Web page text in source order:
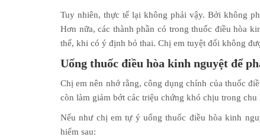
Tuy nhiên, thực tế lại không phải vậy. Bởi không
Hơn nữa, các thành phần có trong thuốc điều hòa
thế, khi có ý định bỏ thai. Chị em tuyệt đối không
Uống thuốc điều hòa kinh nguyệt để
Chị em nên nhớ rằng, công dụng chính của thuốc
còn làm giảm bớt các triệu chứng khó chịu trong
Nếu như chị em tự ý uống thuốc điều hòa kinh
hiểm sau: